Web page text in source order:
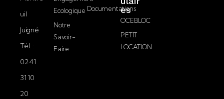
uil
Juigné
Tél. :
02 41
31 10
20
Ecologique
Notre
Savoir-
Faire
Documentations
es
OCEBLOC
PETIT
LOCATION